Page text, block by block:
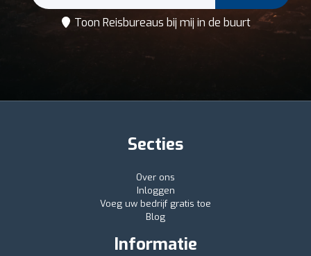
Toon Reisbureaus bij mij in de buurt
Secties
Over ons
Inloggen
Voeg uw bedrijf gratis toe
Blog
Informatie